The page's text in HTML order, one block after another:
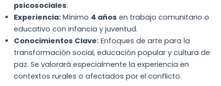
psicosociales.
Experiencia: Mínimo 4 años en trabajo comunitario o
educativo con infancia y juventud.
Conocimientos Clave: Enfoques de arte para la
transformación social, educación popular y cultura de
paz. Se valorará especialmente la experiencia en
contextos rurales o afectados por el conflicto.